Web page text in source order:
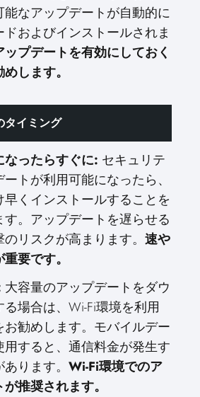
能なアップデートが自動的に
ドおよびインストールされま
ップデートを有効にしておく
します。
タイミング
なったらすぐに: セキュリテ
トが利用可能になったら、
早くインストールすることを
す。アップデートを遅らせる
リスクが高まります。 速や
要です。
大容量のアップデートをダウ
る場合は、Wi-Fi環境を利用
お勧めします。モバイルデー
用すると、通信料金が発生す
ります。 Wi-Fi環境でのア
推奨されます。